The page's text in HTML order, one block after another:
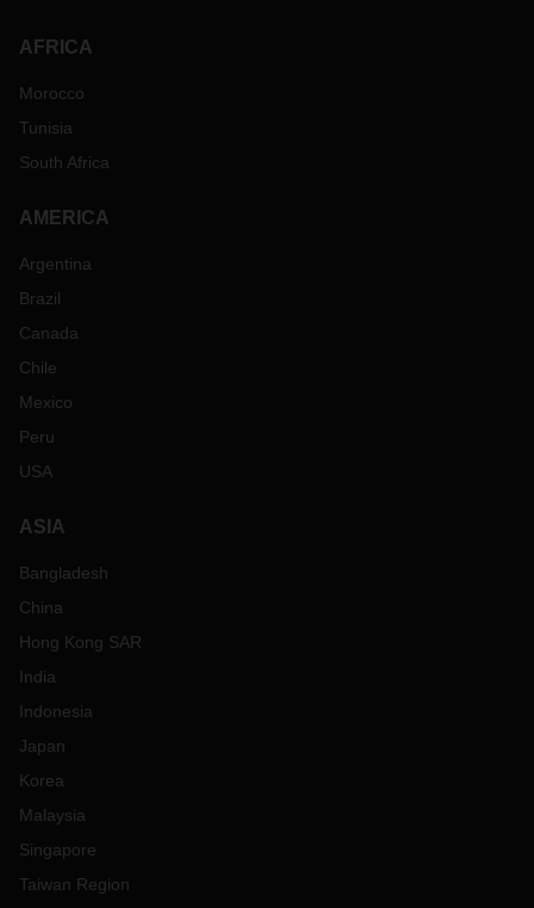
AFRICA
Morocco
Tunisia
South Africa
AMERICA
Argentina
Brazil
Canada
Chile
Mexico
Peru
USA
ASIA
Bangladesh
China
Hong Kong SAR
India
Indonesia
Japan
Korea
Malaysia
Singapore
Taiwan Region